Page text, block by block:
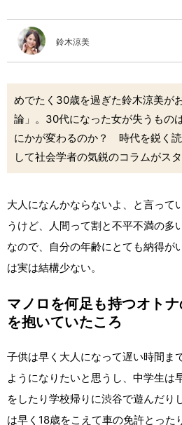
鈴木涼美
めでたく30歳を過ぎた鈴木涼美が
論」。30代になった女が失うも
にかが変わるのか？ 時代を鋭く
して社会学者の気鋭のコラムがスタ
大人になんかならないよ、と言って
うけど、人間って割と不平不満の多
なので、自分の年齢にとても納得が
は実は結構少ない。
マノロを何足も持つオト
を抱いていたころ
子供は早く大人になって遅い時間ま
ようになりたいと思うし、中学生は
をしたり学校帰りに渋谷で遊んだり
は早く18歳をこえて車の免許とった